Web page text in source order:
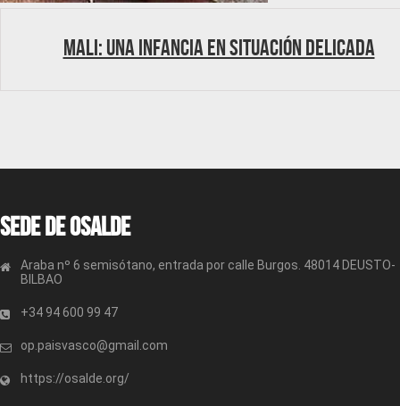
Mali: Una infancia en situación delicada
Sede de OSALDE
Araba nº 6 semisótano, entrada por calle Burgos. 48014 DEUSTO-
BILBAO
+34 94 600 99 47
op.paisvasco@gmail.com
https://osalde.org/